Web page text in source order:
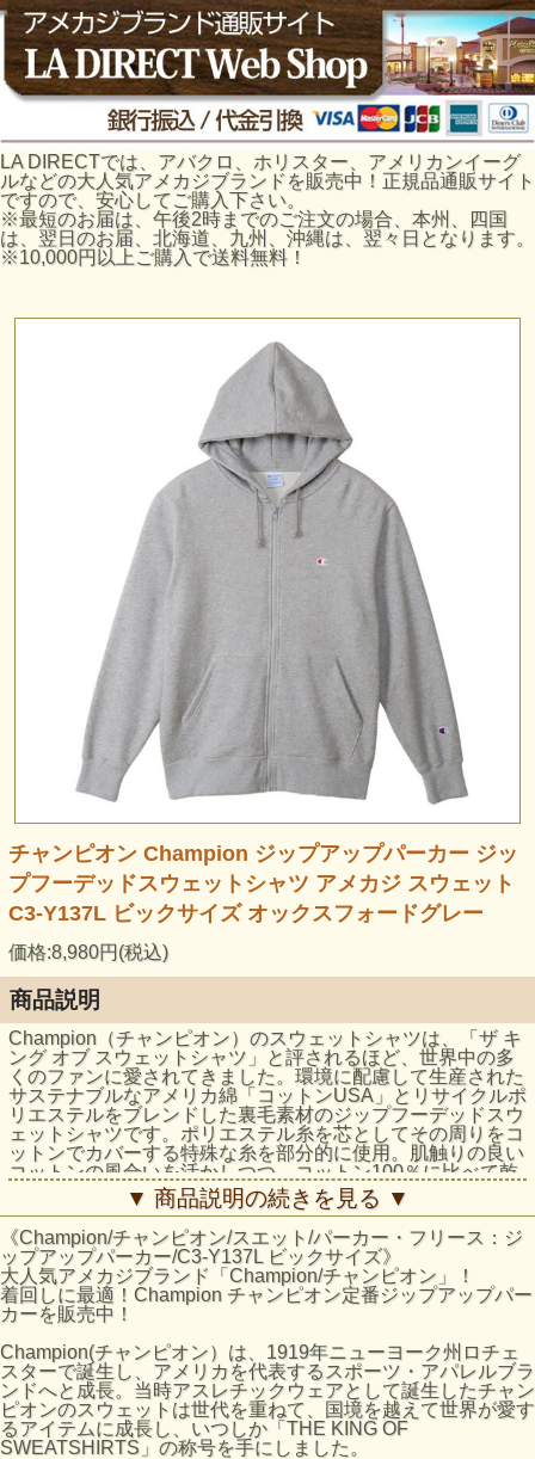
LA DIRECTでは、アバクロ、ホリスター、アメリカンイーグ
ルなどの大人気アメカジブランドを販売中！正規品通販サイト
ですので、安心してご購入下さい。
※最短のお届は、午後2時までのご注文の場合、本州、四国
は、翌日のお届、北海道、九州、沖縄は、翌々日となります。
※10,000円以上ご購入で送料無料！
チャンピオン Champion ジップアップパーカー ジッ
プフーデッドスウェットシャツ アメカジ スウェット
C3-Y137L ビックサイズ オックスフォードグレー
価格:8,980円(税込)
商品説明
Champion（チャンピオン）のスウェットシャツは、「ザ キ
ング オブ スウェットシャツ」と評されるほど、世界中の多
くのファンに愛されてきました。環境に配慮して生産された
サステナブルなアメリカ綿「コットンUSA」とリサイクルポ
リエステルをブレンドした裏毛素材のジップフーデッドスウ
ェットシャツです。ポリエステル糸を芯としてその周りをコ
ットンでカバーする特殊な糸を部分的に使用。肌触りの良い
コットンの風合いを活かしつつ、コットン100％に比べて乾
きやすく型くずれしにくいのが特長です。シーンやシーズン
を選ばず着用できるユーティリティアイテムで、豊富なカラ
ーバリエーションも魅力です。左胸にブランドカラーのCロ
ゴ刺繍入り。同素材を使用したスウェットパンツ（C3-
Y223）も展開しているので、セットアップでの着用もオス
スメです。※3L-5Lの大きなサイズの商品です。
素材CVC French Terry（80/20）
本体: コットン80% ポリエステル20%、リブ部分: コットン
95% ポリウレタン5%
製造国：インドネシア
特徴：刺繍、リサイクルポリエステル使用、Cotton USA使
用
▼ 商品説明の続きを見る ▼
《Champion/チャンピオン/スエット/パーカー・フリース：ジ
ップアップパーカー/C3-Y137L ビックサイズ》
大人気アメカジブランド「Champion/チャンピオン」！
着回しに最適！Champion チャンピオン定番ジップアップパー
カーを販売中！
Champion(チャンピオン）は、1919年ニューヨーク州ロチェ
スターで誕生し、アメリカを代表するスポーツ・アパレルブラ
ンドへと成長。当時アスレチックウェアとして誕生したチャン
ピオンのスウェットは世代を重ねて、国境を越えて世界が愛す
るアイテムに成長し、いつしか「THE KING OF
SWEATSHIRTS」の称号を手にしました。